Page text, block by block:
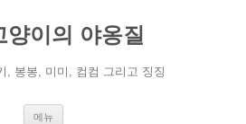
양이의 야옹질
, 봉봉, 미미, 컴컴 그리고 징징
메뉴